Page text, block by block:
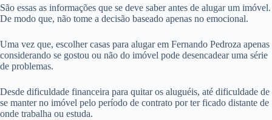
São essas as informações que se deve saber antes de alugar um imóvel.
De modo que, não tome a decisão baseado apenas no emocional.
Uma vez que, escolher casas para alugar em Fernando Pedroza apenas
considerando se gostou ou não do imóvel pode desencadear uma série
de problemas.
Desde dificuldade financeira para quitar os aluguéis, até dificuldade de
se manter no imóvel pelo período de contrato por ter ficado distante de
onde trabalha ou estuda.